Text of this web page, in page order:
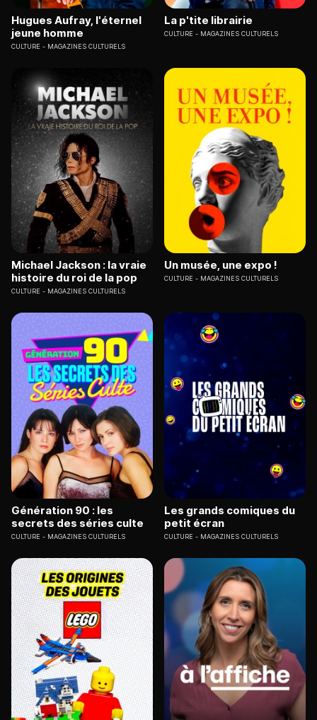
Hugues Aufray, l'éternel
jeune homme
CULTURE MAGAZINES CULTURELS
La p'tite librairie
CULTURE MAGAZINES CULTURELS
Michael Jackson : la vraie
histoire du roi de la pop
CULTURE MAGAZINES CULTURELS
Un musée, une expo !
CULTURE MAGAZINES CULTURELS
Génération 90 : les
secrets des séries culte
CULTURE MAGAZINES CULTURELS
Les grands comiques du
petit écran
CULTURE MAGAZINES CULTURELS